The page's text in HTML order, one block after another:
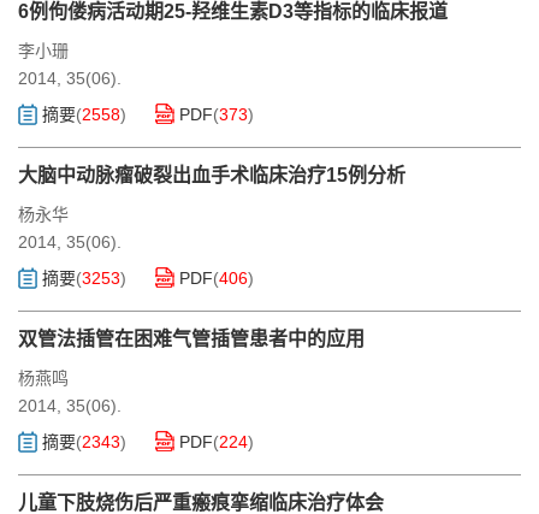
6例佝偻病活动期25-羟维生素D3等指标的临床报道
李小珊
2014, 35(06).
摘要(2558) PDF(373)
大脑中动脉瘤破裂出血手术临床治疗15例分析
杨永华
2014, 35(06).
摘要(3253) PDF(406)
双管法插管在困难气管插管患者中的应用
杨燕鸣
2014, 35(06).
摘要(2343) PDF(224)
儿童下肢烧伤后严重瘢痕挛缩临床治疗体会